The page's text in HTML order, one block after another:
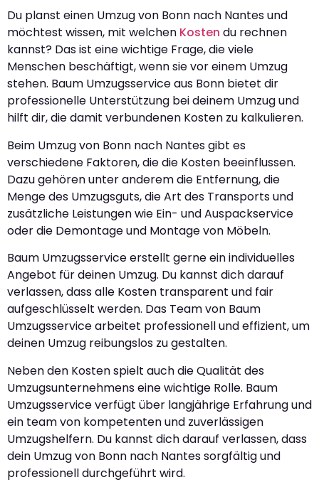
Du planst einen Umzug von Bonn nach Nantes und
möchtest wissen, mit welchen Kosten du rechnen
kannst? Das ist eine wichtige Frage, die viele
Menschen beschäftigt, wenn sie vor einem Umzug
stehen. Baum Umzugsservice aus Bonn bietet dir
professionelle Unterstützung bei deinem Umzug und
hilft dir, die damit verbundenen Kosten zu kalkulieren.
Beim Umzug von Bonn nach Nantes gibt es
verschiedene Faktoren, die die Kosten beeinflussen.
Dazu gehören unter anderem die Entfernung, die
Menge des Umzugsguts, die Art des Transports und
zusätzliche Leistungen wie Ein- und Auspackservice
oder die Demontage und Montage von Möbeln.
Baum Umzugsservice erstellt gerne ein individuelles
Angebot für deinen Umzug. Du kannst dich darauf
verlassen, dass alle Kosten transparent und fair
aufgeschlüsselt werden. Das Team von Baum
Umzugsservice arbeitet professionell und effizient, um
deinen Umzug reibungslos zu gestalten.
Neben den Kosten spielt auch die Qualität des
Umzugsunternehmens eine wichtige Rolle. Baum
Umzugsservice verfügt über langjährige Erfahrung und
ein team von kompetenten und zuverlässigen
Umzugshelfern. Du kannst dich darauf verlassen, dass
dein Umzug von Bonn nach Nantes sorgfältig und
professionell durchgeführt wird.